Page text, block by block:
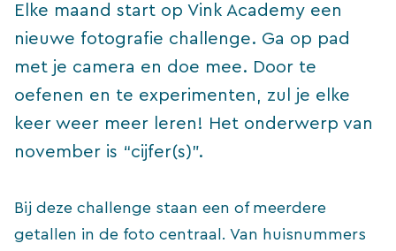
Elke maand start op Vink Academy een
nieuwe fotografie challenge. Ga op pad
met je camera en doe mee. Door te
oefenen en te experimenten, zul je elke
keer weer meer leren! Het onderwerp van
november is “cijfer(s)”.
Bij deze challenge staan een of meerdere
getallen in de foto centraal. Van huisnummers